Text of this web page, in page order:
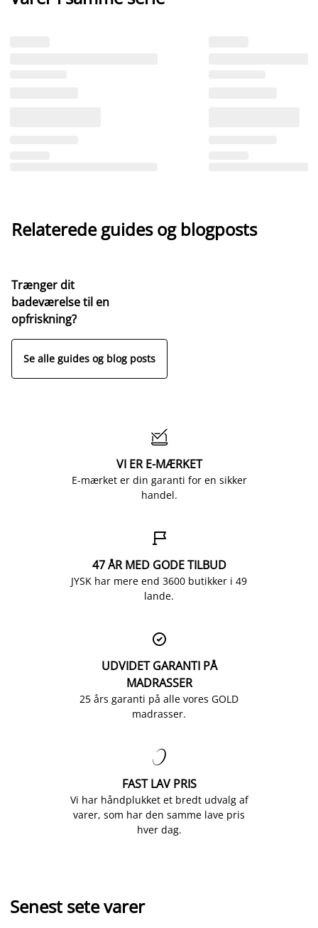
Relaterede guides og blogposts
Trænger dit
badeværelse til en
opfriskning?
Se alle guides og blog posts

VI ER E-MÆRKET
E-mærket er din garanti for en sikker
handel.

47 ÅR MED GODE TILBUD
JYSK har mere end 3600 butikker i 49
lande.

UDVIDET GARANTI PÅ
MADRASSER
25 års garanti på alle vores GOLD
madrasser.

FAST LAV PRIS
Vi har håndplukket et bredt udvalg af
varer, som har den samme lave pris
hver dag.
Senest sete varer